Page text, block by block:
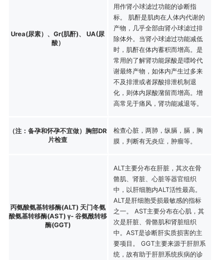
Urea(尿素）、Gr(肌酐)、 UA(尿
酸）
用作肾小球滤过功能的诊断指
标。 肌酐是肌肉在人体内代谢的
产物，几乎全部由肾小球滤过排
除体外。当肾小球滤过功能减低
时，肌酐在体内蓄积而增高。是
常用的了解肾功能尿酸是嘌呤代
谢最终产物，如体内产生过多来
不及排泄或者尿酸排泄机制退
化，则体内尿酸潴留而增高。增
高常见于痛风，肾功能减退等。
（注：备孕和怀孕不宜做）胸部DR
片检查
检查心脏，两肺，纵膈，膈，胸
膜，判断有无炎症，肿瘤等。
丙氨酸氨基转移酶(ALT) 天门冬氨
酸氨基转移酶(AST) γ- 谷氨酰转移
酶(GGT)
ALT主要分布在肝脏，其次在骨
骼肌、肾脏、心脏等器官组织
中，以肝细胞内ALT活性最高。
ALT是肝细胞受损最敏感的指标
之一。 AST主要分布在心肌，其
次是肝脏、骨骼肌和肾脏组织
中。AST是诊断肝实质损害的主
要项目。 GGT主要来源于肝胆系
统，故有助于肝胆系统疾病的诊